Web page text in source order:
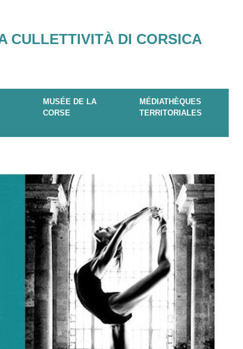
CULLETTIVITÀ DI CORSICA
MUSÉE DE LA
CORSE
MÉDIATHÈQUES
TERRITORIALES